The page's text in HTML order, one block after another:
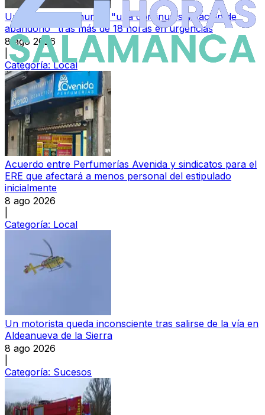
Una paciente denuncia "una continua sensación de
abandono" tras más de 18 horas en urgencias
8 ago 2026
Categoría:Local
Acuerdo entre Perfumerías Avenida y sindicatos para el
ERE que afectará a menos personal del estipulado
inicialmente
8 ago 2026
Categoría: Local
Un motorista queda inconsciente tras salirse de la vía en
Aldeanueva de la Sierra
8 ago 2026
Categoría: Sucesos